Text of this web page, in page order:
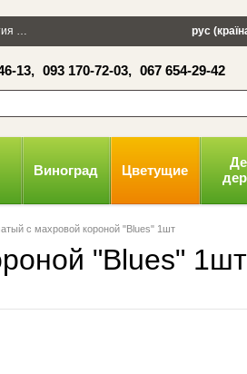
Оплата и доставкарус
13, 093 170-72-03, 067 654-29-42
Виноград Цветущие
с махровой короной "Blues" 1шт
"Blues" 1шт